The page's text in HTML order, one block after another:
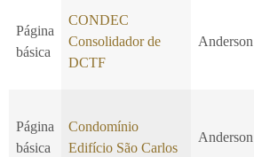
Página
básica
CONDEC
Consolidador de
DCTF
Anderson
Página
básica
Condomínio
Edifício São Carlos
Anderson